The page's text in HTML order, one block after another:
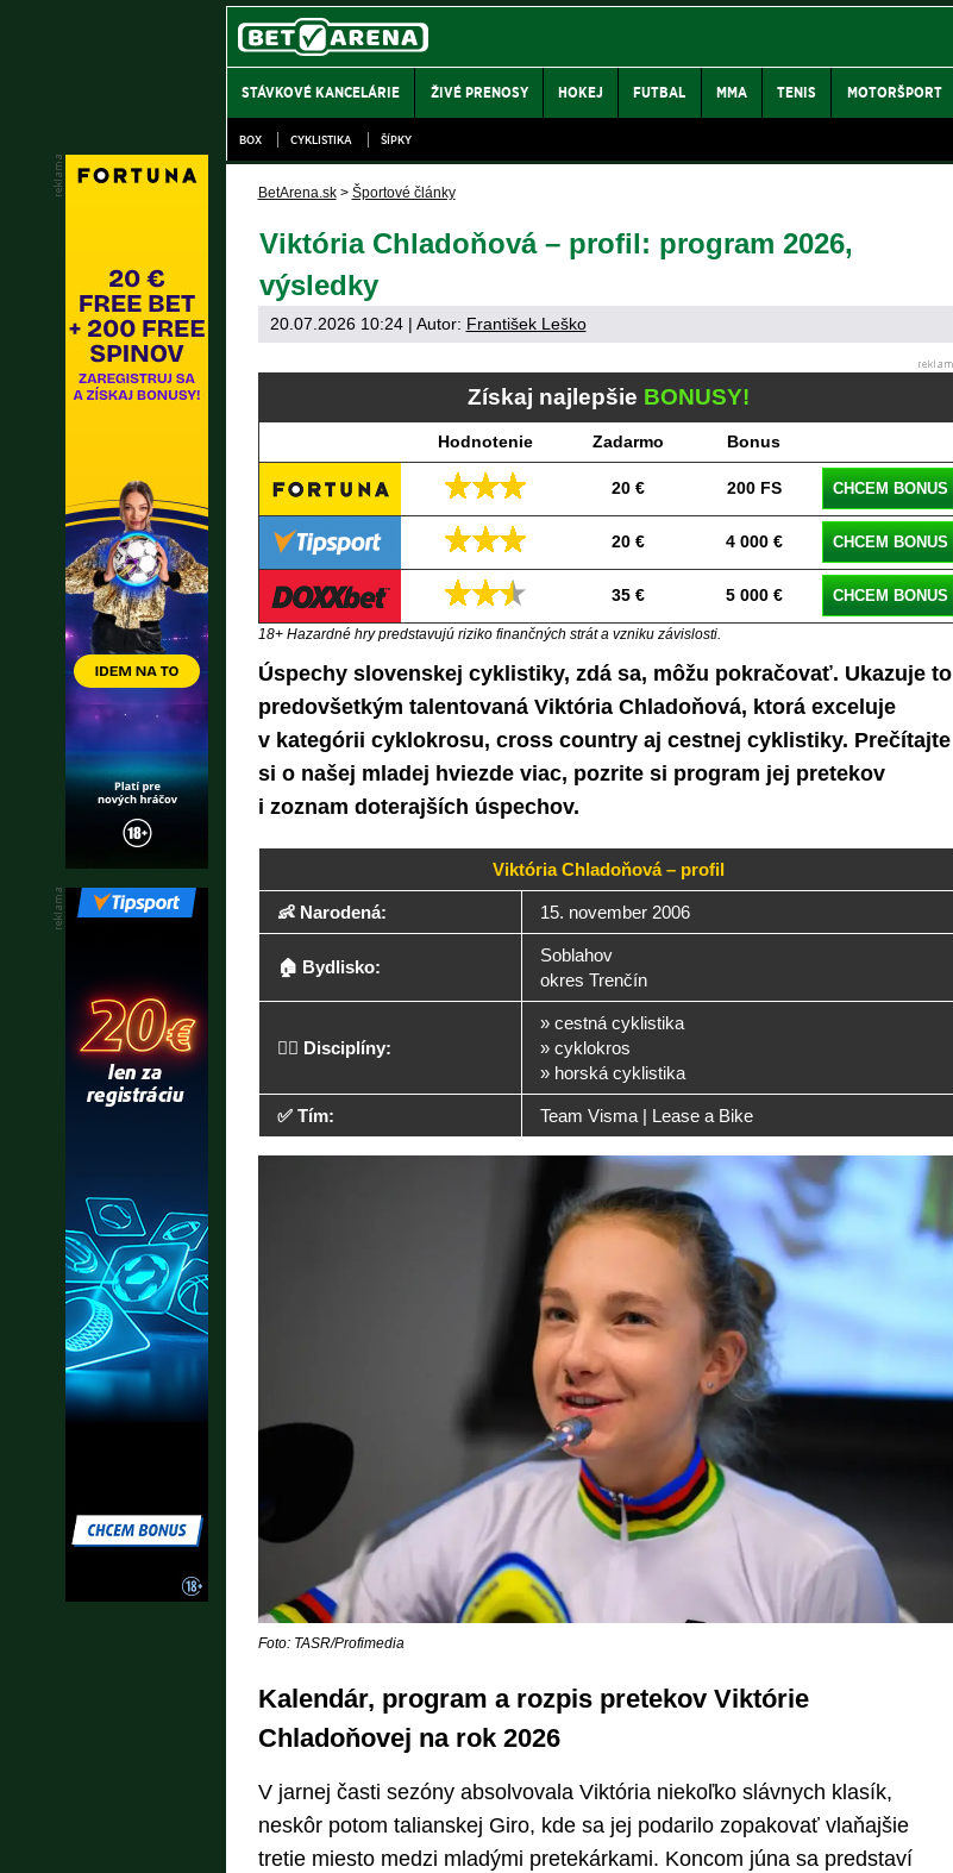
STÁVKOVÉ KANCELÁRIE ŽIVÉ PRENOSY HOKEJ FUTBAL MMA TENIS MOTORŠPORT
BOX CYKLISTIKA ŠÍPKY
BetArena.sk > Športové články
Viktória Chladoňová – profil: program 2026,
výsledky
20.07.2026 10:24| Autor: František Leško
Získaj najlepšie BONUSY!
Hodnotenie Zadarmo Bonus
20 € 200 FS CHCEM BONUS
20 € 4 000 € CHCEM BONUS
35 € 5 000 € CHCEM BONUS
18+ Hazardné hry predstavujú riziko finančných strát a vzniku závislosti.
Úspechy slovenskej cyklistiky, zdá sa, môžu pokračovať. Ukazuje to
predovšetkým talentovaná Viktória Chladoňová, ktorá exceluje
v kategórii cyklokrosu, cross country aj cestnej cyklistiky. Prečítajte
si o našej mladej hviezde viac, pozrite si program jej pretekov
i zoznam doterajších úspechov.
Viktória Chladoňová – profil
👶 Narodená: 15. november 2006
🏠 Bydlisko:
Soblahov
okres Trenčín
🚴‍♀️ Disciplíny:
» cestná cyklistika
» cyklokros
» horská cyklistika
✅ Tím: Team Visma | Lease a Bike
Foto: TASR/Profimedia
Kalendár, program a rozpis pretekov Viktórie
Chladoňovej na rok 2026
V jarnej časti sezóny absolvovala Viktória niekoľko slávnych klasík,
neskôr potom talianskej Giro, kde sa jej podarilo zopakovať vlaňajšie
tretie miesto medzi mladými pretekárkami. Koncom júna sa predstaví